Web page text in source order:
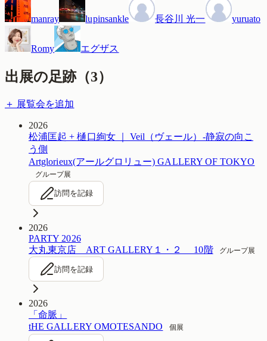
manray lupinsankle 長谷川 光一 yuruato
Romy エグザス
出展の足跡（3）
＋ 展覧会を追加
2026
松浦匡起 + 樋口絢女 ｜ Veil（ヴェール）-静寂の向こ
う側
Artglorieux(アールグロリュー) GALLERY OF TOKYO
グループ展
訪問を記録
2026
PARTY 2026
大丸東京店 ART GALLERY１・２ 10階
グループ展
訪問を記録
2026
「命脈」
tHE GALLERY OMOTESANDO
個展